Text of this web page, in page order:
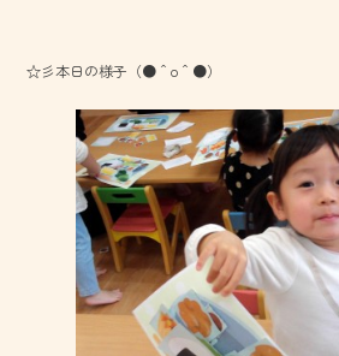
☆彡本日の様子（●＾o＾●）